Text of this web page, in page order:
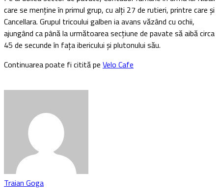
care se menține în primul grup, cu alți 27 de rutieri, printre care și
Cancellara. Grupul tricoului galben ia avans văzând cu ochii,
ajungând ca până la următoarea secțiune de pavate să aibă circa
45 de secunde în fața ibericului și plutonului său.
Continuarea poate fi citită pe Velo Cafe
Traian Goga